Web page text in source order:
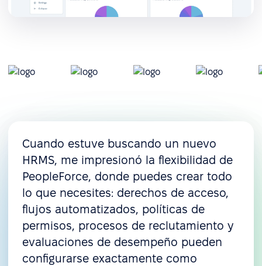
Cuando estuve buscando un nuevo
HRMS, me impresionó la flexibilidad de
PeopleForce, donde puedes crear todo
lo que necesites: derechos de acceso,
flujos automatizados, políticas de
permisos, procesos de reclutamiento y
evaluaciones de desempeño pueden
configurarse exactamente como